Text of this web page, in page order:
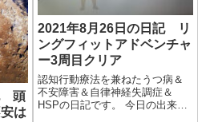
頭
は
2021年8月26日の日記 リ
ングフィットアドベンチャ
ー3周目クリア
認知行動療法を兼ねたうつ病＆
不安障害＆自律神経失調症＆
HSPの日記です。 今日の出来事